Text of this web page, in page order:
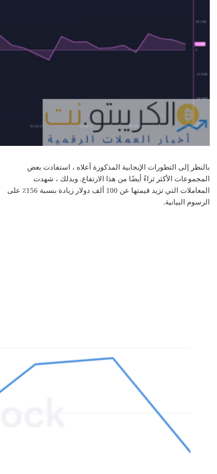
بالنظر إلى التطورات الإيجابية المذكورة أعلاه ، استفادت بعض
المجموعات الأكثر ثراءً أيضًا من هذا الارتفاع. وبذلك ، شهدت
المعاملات التي تزيد قيمتها عن 100 ألف دولار زيادة بنسبة 156٪ على
الرسوم البيانية.